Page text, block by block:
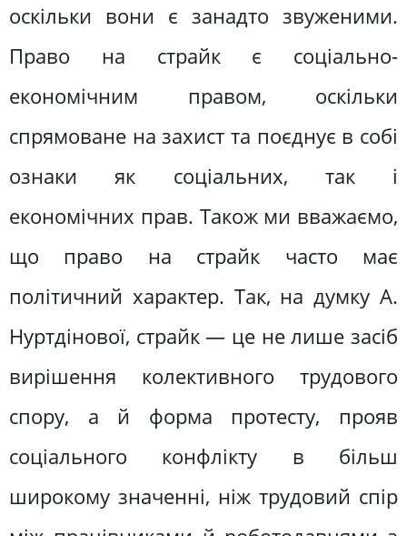
оскільки вони є занадто звуженими.
Право на страйк є соціально-
економічним правом, оскільки
спрямоване на захист та поєднує в собі
ознаки як соціальних, так і
економічних прав. Також ми вважаємо,
що право на страйк часто має
політичний характер. Так, на думку А.
Нуртдінової, страйк — це не лише засіб
вирішення колективного трудового
спору, а й форма протесту, прояв
соціального конфлікту в більш
широкому значенні, ніж трудовий спір